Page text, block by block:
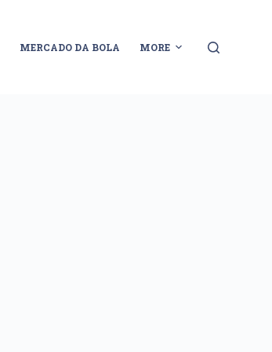
MERCADO DA BOLA MORE